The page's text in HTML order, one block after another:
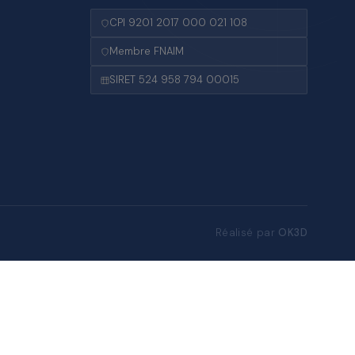
CPI 9201 2017 000 021 108
Membre FNAIM
SIRET 524 958 794 00015
Réalisé par OK3D